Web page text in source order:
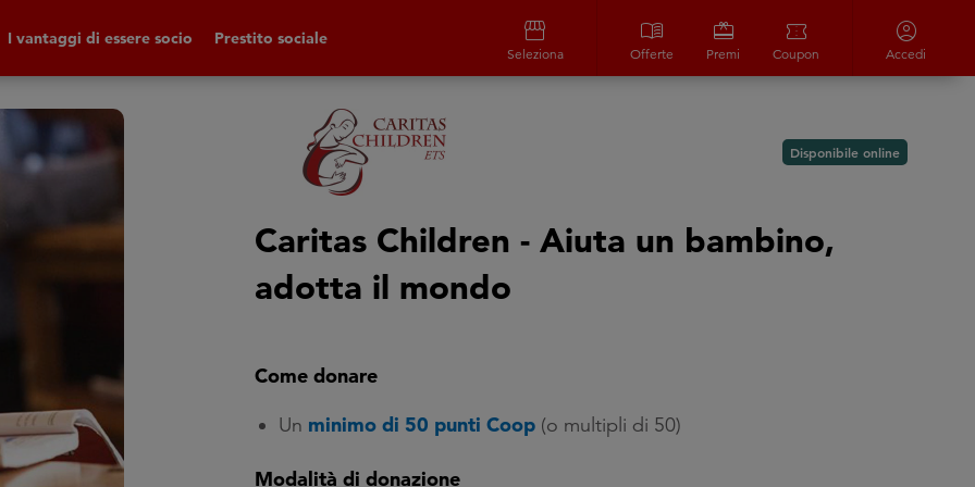
I vantaggi di essere socio Prestito sociale storefront
Seleziona
menu_book
Offerte
redeem
Premi
confirmation_number
Coupon
account_circle
Accedi
Disponibile online
Caritas Children - Aiuta un bambino,
adotta il mondo
Come donare
Un minimo di 50 punti Coop (o multipli di 50)
Modalità di donazione